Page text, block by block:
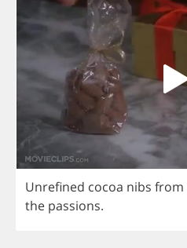
Unrefined cocoa nibs from
the passions.